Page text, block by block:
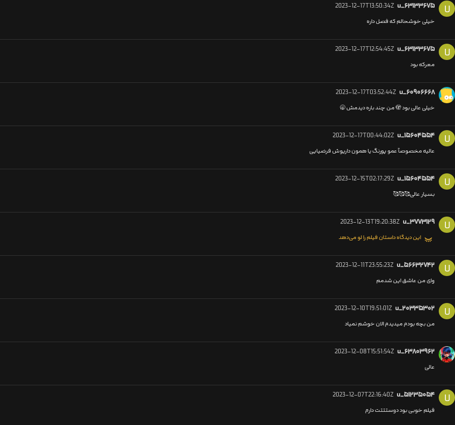
U u_۶۳۱۳۳۶۷۵ 2023-12-17T13:50:34Z
خیلی خوشحالم که فصل داره
U u_۶۳۱۳۳۶۷۵ 2023-12-17T12:54:45Z
معرکه بود
u_۶۰۹۰۶۶۶۸ 2023-12-17T03:52:44Z
خیلی عالی بود 🫣 من چند باره دیدمش 🥱
U u_۱۵۶۰۴۵۵۴ 2023-12-17T00:44:02Z
عالیه مخصوصاً عمو پورنگ یا همون داریوش فرضیایی
U u_۱۵۶۰۴۵۵۴ 2023-12-15T02:17:29Z
بسیار عالی🥰🥰🥰
U u_۳۷۷۳۱۲۹ 2023-12-13T19:20:38Z
این دیدگاه داستان فیلم را لو می‌دهد
U u_۵۶۶۳۲۷۴۲ 2023-12-11T23:55:23Z
وای من عاشق این شدمم
U u_۲۰۳۳۵۳۰۲ 2023-12-10T19:51:01Z
من بچه بودم میدیدم الان خوشم نمیاد
u_۶۳۸۰۳۹۶۲ 2023-12-08T15:51:54Z
عالی
U u_۵۱۲۳۵۰۵۴ 2023-12-07T22:16:40Z
فیلم خوبی بود دوستتتت دارم